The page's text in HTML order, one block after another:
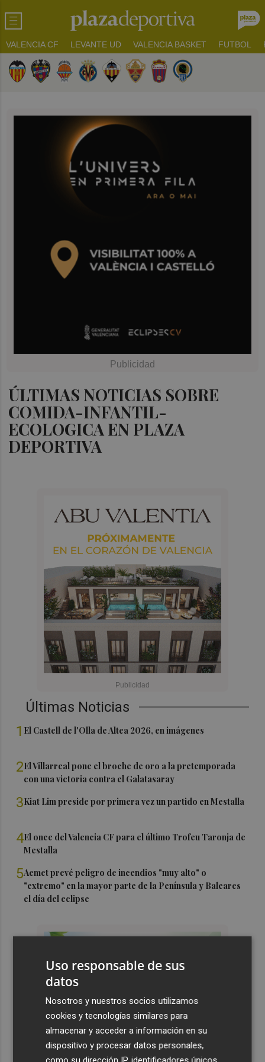
VALENCIA CF LEVANTE UD VALENCIA BASKET FUTBOL
ÚLTIMAS NOTICIAS SOBRE
COMIDA-INFANTIL-
ECOLOGICA EN PLAZA
DEPORTIVA
Últimas Noticias
1 El Castell de l'Olla de Altea 2026, en imágenes
2El Villarreal pone el broche de oro a la pretemporada
con una victoria contra el Galatasaray
3Kiat Lim preside por primera vez un partido en Mestalla
4El once del Valencia CF para el último Trofeu Taronja de
Mestalla
5Aemet prevé peligro de incendios "muy alto" o
"extremo" en la mayor parte de la Península y Baleares
el día del eclipse
Uso responsable de sus
datos
Nosotros y nuestros socios utilizamos
cookies y tecnologías similares para
almacenar y acceder a información en su
dispositivo y procesar datos personales,